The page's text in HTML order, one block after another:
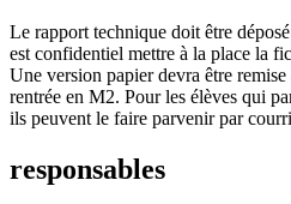
Le rapport technique doit être
est confidentiel mettre à la place la
Une version papier devra être
rentrée en M2. Pour les élèves qui
ils peuvent le faire parvenir par
responsables